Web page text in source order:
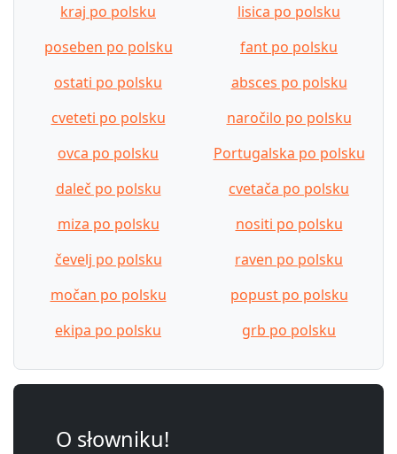
kraj po polsku
lisica po polsku
poseben po polsku
fant po polsku
ostati po polsku
absces po polsku
cveteti po polsku
naročilo po polsku
ovca po polsku
Portugalska po polsku
daleč po polsku
cvetača po polsku
miza po polsku
nositi po polsku
čevelj po polsku
raven po polsku
močan po polsku
popust po polsku
ekipa po polsku
grb po polsku
O słowniku!